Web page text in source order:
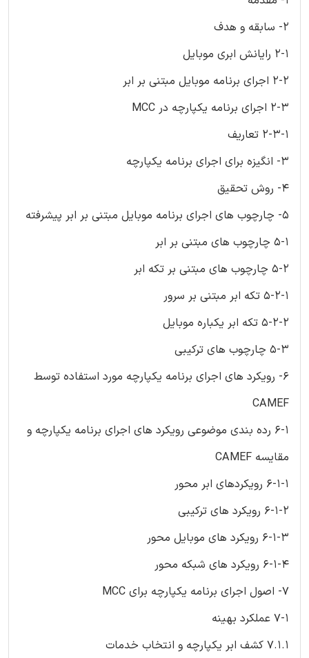
2- سابقه و هدف
2-1 رایانش ابری موبایل
2-2 اجرای برنامه موبایل مبتنی بر ابر
2-3 اجرای برنامه یکپارچه در MCC
2-3-1 تعاریف
3- انگیزه برای اجرای برنامه یکپارچه
4- روش تحقیق
5- چارچوب های اجرای برنامه موبایل مبتنی بر ابر پیشرفته
5-1 چارچوب های مبتنی بر ابر
5-2 چارچوب های مبتنی بر تکه ابر
5-2-1 تکه ابر مبتنی بر سرور
5-2-2 تکه ابر یکباره موبایل
5-3 چارچوب های ترکیبی
6- رویکرد های اجرای برنامه یکپارچه مورد استفاده توسط
CAMEF
6-1 رده بندی موضوعی رویکرد های اجرای برنامه یکپارچه و
مقایسه CAMEF
6-1-1 رویکردهای ابر محور
6-1-2 رویکرد های ترکیبی
6-1-3 رویکرد های موبایل محور
6-1-4 رویکرد های شبکه محور
7- اصول اجرای برنامه یکپارچه برای MCC
7-1 عملکرد بهینه
7.1.1 کشف ابر یکپارچه و انتخاب خدمات